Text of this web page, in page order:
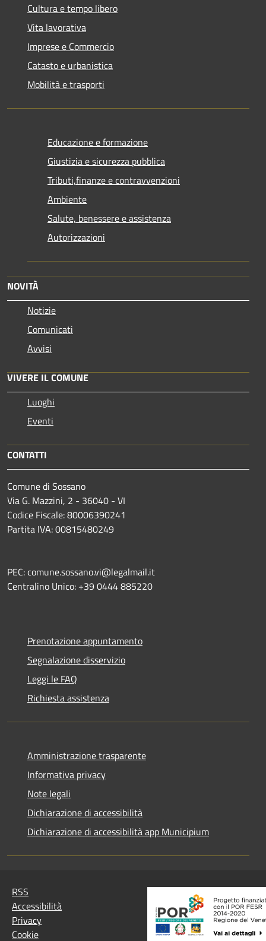
Cultura e tempo libero
Vita lavorativa
Imprese e Commercio
Catasto e urbanistica
Mobilità e trasporti
Educazione e formazione
Giustizia e sicurezza pubblica
Tributi,finanze e contravvenzioni
Ambiente
Salute, benessere e assistenza
Autorizzazioni
NOVITÀ
Notizie
Comunicati
Avvisi
VIVERE IL COMUNE
Luoghi
Eventi
CONTATTI
Comune di Sossano
Via G. Mazzini, 2 - 36040 - VI
Codice Fiscale: 80006390241
Partita IVA: 00815480249
PEC: comune.sossano.vi@legalmail.it
Centralino Unico: +39 0444 885220
Prenotazione appuntamento
Segnalazione disservizio
Leggi le FAQ
Richiesta assistenza
Amministrazione trasparente
Informativa privacy
Note legali
Dichiarazione di accessibilità
Dichiarazione di accessibilità app Municipium
RSS
Accessibilità
Privacy
Cookie